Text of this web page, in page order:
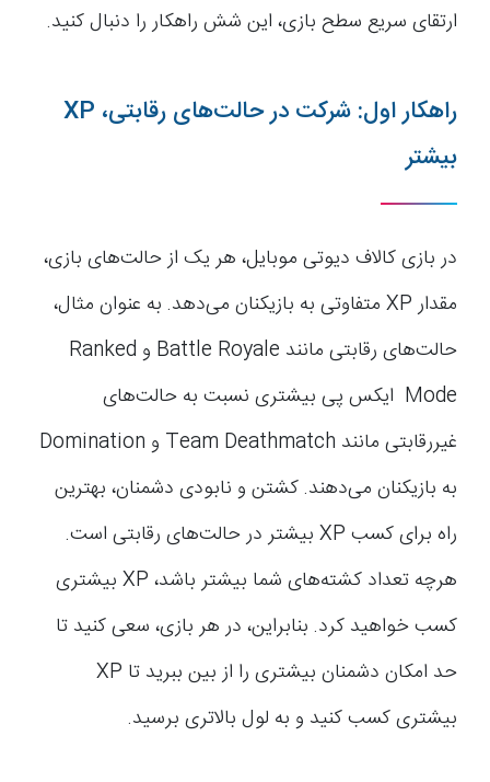
ارتقای سریع سطح بازی، این شش راهکار را دنبال کنید.
راهکار اول: شرکت در حالت‌های رقابتی، XP
بیشتر
در بازی کالاف دیوتی موبایل، هر یک از حالت‌های بازی،
مقدار XP متفاوتی به بازیکنان می‌دهد. به عنوان مثال،
حالت‌های رقابتی مانند Battle Royale و Ranked
Mode ایکس پی بیشتری نسبت به حالت‌های
غیررقابتی مانند Team Deathmatch و Domination
به بازیکنان می‌دهند. کشتن و نابودی دشمنان، بهترین
راه برای کسب XP بیشتر در حالت‌های رقابتی است.
هرچه تعداد کشته‌های شما بیشتر باشد، XP بیشتری
کسب خواهید کرد. بنابراین، در هر بازی، سعی کنید تا
حد امکان دشمنان بیشتری را از بین ببرید تا XP
بیشتری کسب کنید و به لول بالاتری برسید.